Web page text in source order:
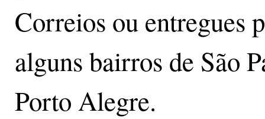
Correios ou entregues
alguns bairros de São
Porto Alegre.